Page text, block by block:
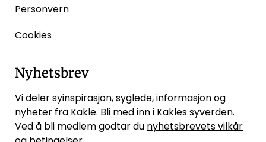
Personvern
Cookies
Nyhetsbrev
Vi deler syinspirasjon, syglede, informasjon og
nyheter fra Kakle. Bli med inn i Kakles syverden.
Ved å bli medlem godtar du nyhetsbrevets vilkår